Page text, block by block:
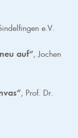
e.V.
auf“, Jochen
, Prof. Dr.